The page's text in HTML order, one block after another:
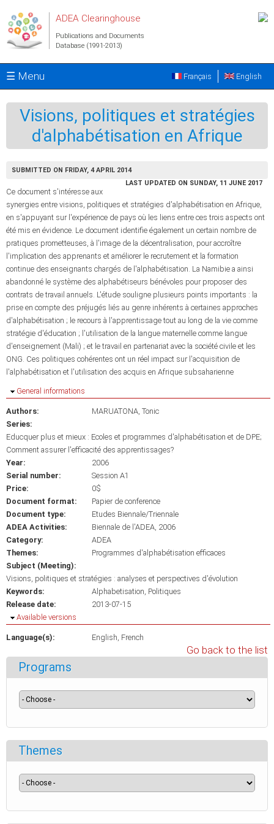
ADEA Clearinghouse
Publications and Documents
Database (1991-2013)
☰ Menu English
Français
Visions, politiques et stratégies
d'alphabétisation en Afrique
SUBMITTED ON FRIDAY, 4 APRIL 2014
LAST UPDATED ON SUNDAY, 11 JUNE 2017
Ce document s'intéresse aux
synergies entre visions, politiques et stratégies d'alphabétisation en Afrique,
en s'appuyant sur l'expérience de pays où les liens entre ces trois aspects ont
été mis en évidence. Le document identifie également un certain nombre de
pratiques prometteuses, à l'image de la décentralisation, pour accroître
l'implication des apprenants et améliorer le recrutement et la formation
continue des enseignants chargés de l'alphabétisation. La Namibie a ainsi
abandonné le système des alphabétiseurs bénévoles pour proposer des
contrats de travail annuels. L'étude souligne plusieurs points importants : la
prise en compte des préjugés liés au genre inhérents à certaines approches
d'alphabétisation ; le recours à l'apprentissage tout au long de la vie comme
stratégie d'éducation ; l'utilisation de la langue maternelle comme langue
d'enseignement (Mali) ; et le travail en partenariat avec la société civile et les
ONG. Ces politiques cohérentes ont un réel impact sur l'acquisition de
l'alphabétisation et l'utilisation des acquis en Afrique subsaharienne
Hide
General informations
Authors:
MARUATONA, Tonic
Series:
Educquer plus et mieux : Ecoles et programmes d'alphabétisation et de DPE;
Comment assurer l'efficacité des apprentissages?
Year:
2006
Serial number:
Session A1
Price:
0$
Document format:
Papier de conference
Document type:
Etudes Biennale/Triennale
ADEA Activities:
Biennale de l'ADEA, 2006
Category:
ADEA
Themes:
Programmes d'alphabétisation efficaces
Subject (Meeting):
Visions, politiques et stratégies : analyses et perspectives d'évolution
Keywords:
Alphabetisation Politiques
Release date:
2013-07-15
Hide
Available versions
Language(s): English French
Go back to the list
Programs
Themes